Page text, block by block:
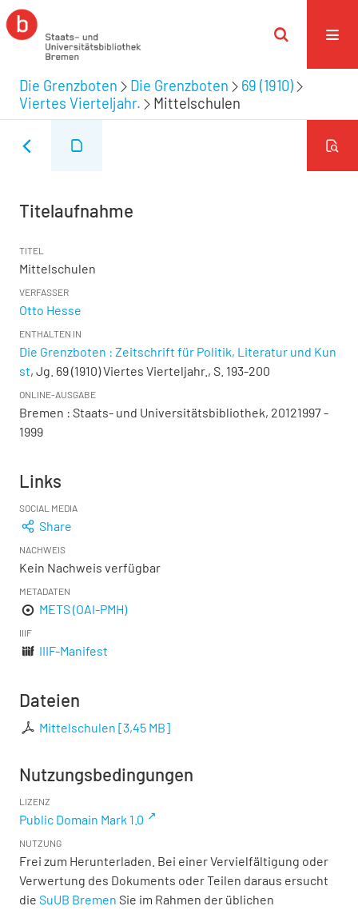
Die Grenzboten Die Grenzboten
69 (1910)
Viertes Vierteljahr.
Mittelschulen
Titelaufnahme
TITEL
Mittelschulen
VERFASSER
Otto Hesse
ENTHALTEN IN
Die Grenzboten : Zeitschrift für Politik, Literatur und Kun
st, Jg. 69 (1910) Viertes Vierteljahr., S. 193-200
ONLINE-AUSGABE
Bremen : Staats- und Universitätsbibliothek, 20121997 -
1999
Links
SOCIAL MEDIA
Share
NACHWEIS
Kein Nachweis verfügbar
METADATEN
METS (OAI-PMH)
IIIF
IIIF-Manifest
Dateien
Mittelschulen [3,45 MB]
Nutzungsbedingungen
LIZENZ
Public Domain Mark 1.0
NUTZUNG
Frei zum Herunterladen. Bei einer Vervielfältigung oder
Verwertung des Dokuments oder Teilen daraus ersucht
die SuUB Bremen Sie im Rahmen der üblichen